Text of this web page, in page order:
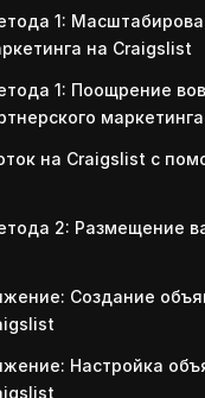
1:
на Craigslist
1: Поощрение
маркетинга
на Craigslist с
2: Размещение
Создание
Настройка